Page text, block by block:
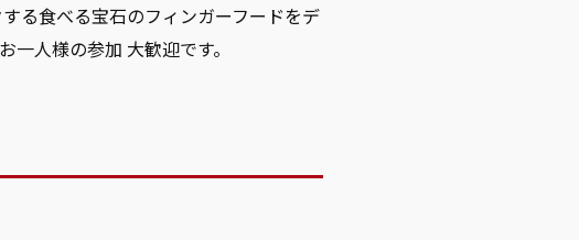
る食べる宝石のフィンガーフードをデ
人様の参加 大歓迎です。